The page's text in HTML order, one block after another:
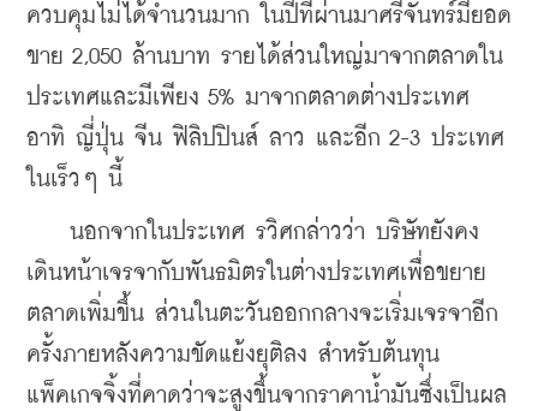
ควบคุมไม่ได้จำนวนมาก ในปีที่ผ่านมาศรีจันทร์มียอด
ขาย 2,050 ล้านบาท รายได้ส่วนใหญ่มาจากตลาดใน
ประเทศและมีเพียง 5% มาจากตลาดต่างประเทศ
อาทิ ญี่ปุ่น จีน ฟิลิปปินส์ ลาว และอีก 2-3 ประเทศ
ในเร็วๆ นี้
นอกจากในประเทศ รวิศกล่าวว่า บริษัทยังคง
เดินหน้าเจรจากับพันธมิตรในต่างประเทศเพื่อขยาย
ตลาดเพิ่มขึ้น ส่วนในตะวันออกกลางจะเริ่มเจรจาอีก
ครั้งภายหลังความขัดแย้งยุติลง สำหรับต้นทุน
แพ็คเกจจิ้งที่คาดว่าจะสูงขึ้นจากราคาน้ำมันซึ่งเป็นผล